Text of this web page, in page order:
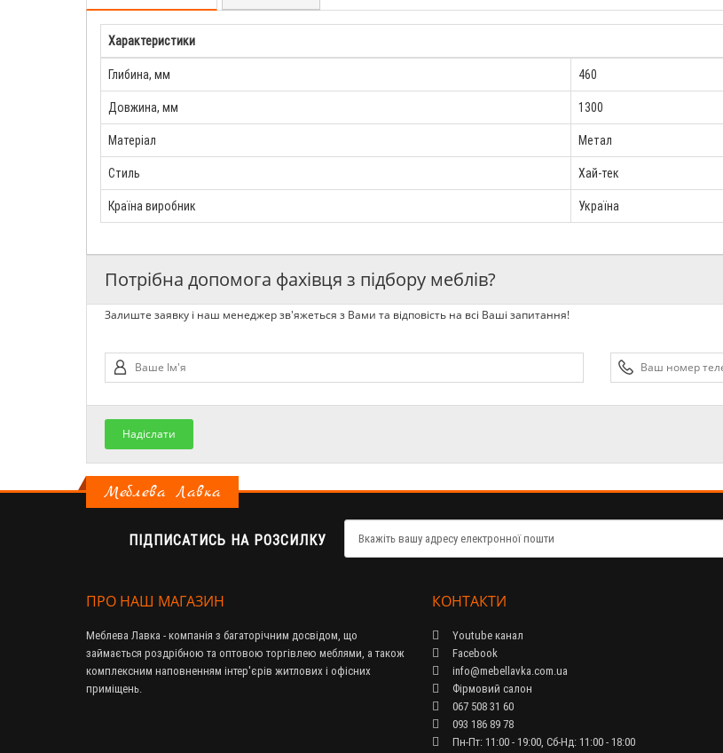
Характеристики
Глибина, мм 460
Довжина, мм 1300
Матеріал Метал
Стиль Хай-тек
Країна виробник Україна
Потрібна допомога фахівця з підбору меблів?
Залиште заявку і наш менеджер зв'яжеться з Вами та відповість на всі Ваші запитання!
Надіслати
Меблева Лавка
ПІДПИСАТИСЬ НА РОЗСИЛКУ
ПРО НАШ МАГАЗИН
Меблева Лавка - компанія з багаторічним досвідом, що
займається роздрібною та оптовою торгівлею меблями, а також
комплексним наповненням інтер'єрів житлових і офісних
приміщень.
КОНТАКТИ
Youtube канал
Facebook
info@mebellavka.com.ua
Фірмовий салон
067 508 31 60
093 186 89 78
Пн-Пт: 11:00 - 19:00, Сб-Нд: 11:00 - 18:00